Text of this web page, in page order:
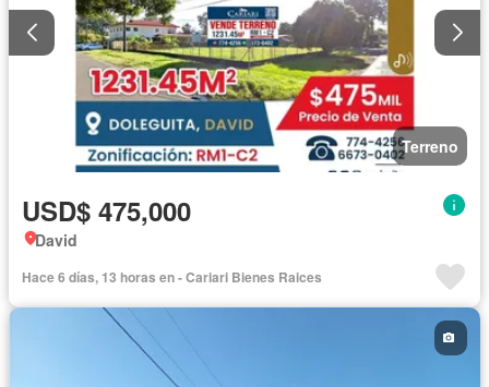
Terreno
USD$ 475,000
David
Hace 6 días, 13 horas en - Cariari Bienes Raices